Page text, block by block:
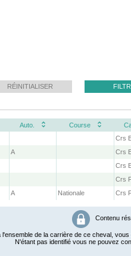
RÉINITIALISER
Auto. Course
Crs
A Crs
Crs
Crs
A Nationale Crs
Contenu
l'ensemble de la carrière de ce cheval,
N'étant pas identifié vous ne pouvez